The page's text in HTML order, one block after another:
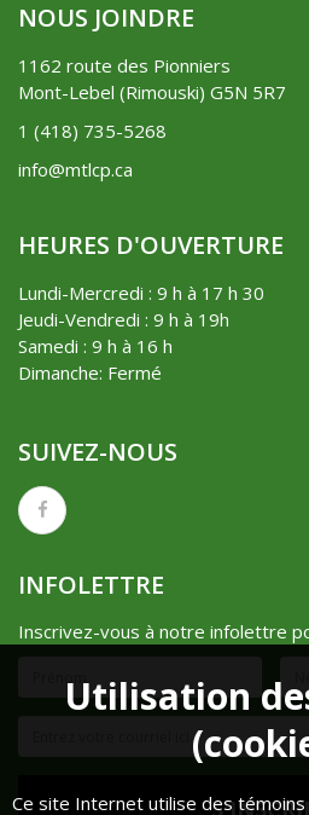
NOUS JOINDRE
1162 route des Pionniers
Mont-Lebel (Rimouski) G5N 5R7
1 (418) 735-5268
info@mtlcp.ca
HEURES D'OUVERTURE
Lundi-Mercredi : 9 h à 17 h 30
Jeudi-Vendredi : 9 h à 19h
Samedi : 9 h à 16 h
Dimanche: Fermé
SUIVEZ-NOUS
INFOLETTRE
Inscrivez-vous à notre infolettre
Utilisation
Ce site Internet utilise des témoins